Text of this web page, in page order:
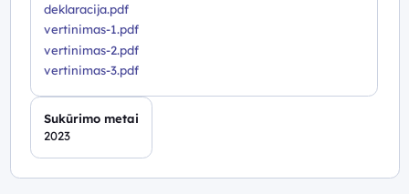
deklaracija.pdf
vertinimas-1.pdf
vertinimas-2.pdf
vertinimas-3.pdf
Sukūrimo metai
2023